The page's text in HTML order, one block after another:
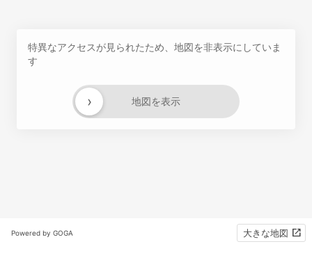
特異なアクセスが見られたため、地図を非表示にしていま
す
地図を表示
›
Powered by GOGA 大きな地図